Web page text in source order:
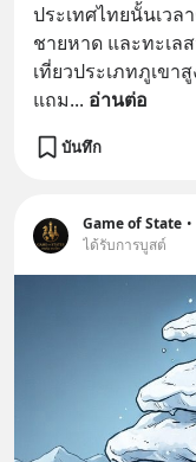
ประเทศไทยนั้นเว
ชายหาด และทะเล
เที่ยวประเภทภูเขา
แถม... อ่านต่อ
บันทึก
Game of State •
ได้รับการบูสต์